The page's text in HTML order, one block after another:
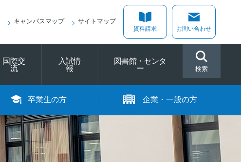
キャンパスマップ サイトマップ
資料請求 お問い合わせ
検索
国際交
流
入試情
報
図書館・センタ
ー
卒業生の方 企業・一般の方